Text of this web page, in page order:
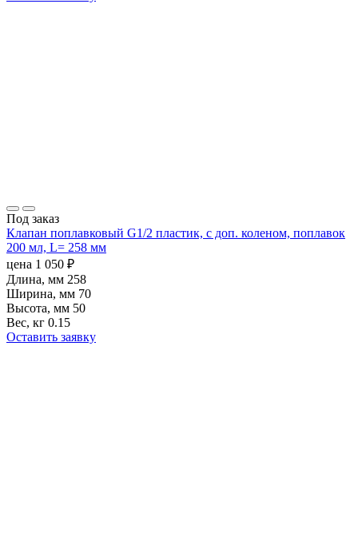
Под заказ
Клапан поплавковый G1/2 пластик, с доп. коленом, поплавок
200 мл, L= 258 мм
цена 1 050 ₽
Длина, мм 258
Ширина, мм 70
Высота, мм 50
Вес, кг 0.15
Оставить заявку